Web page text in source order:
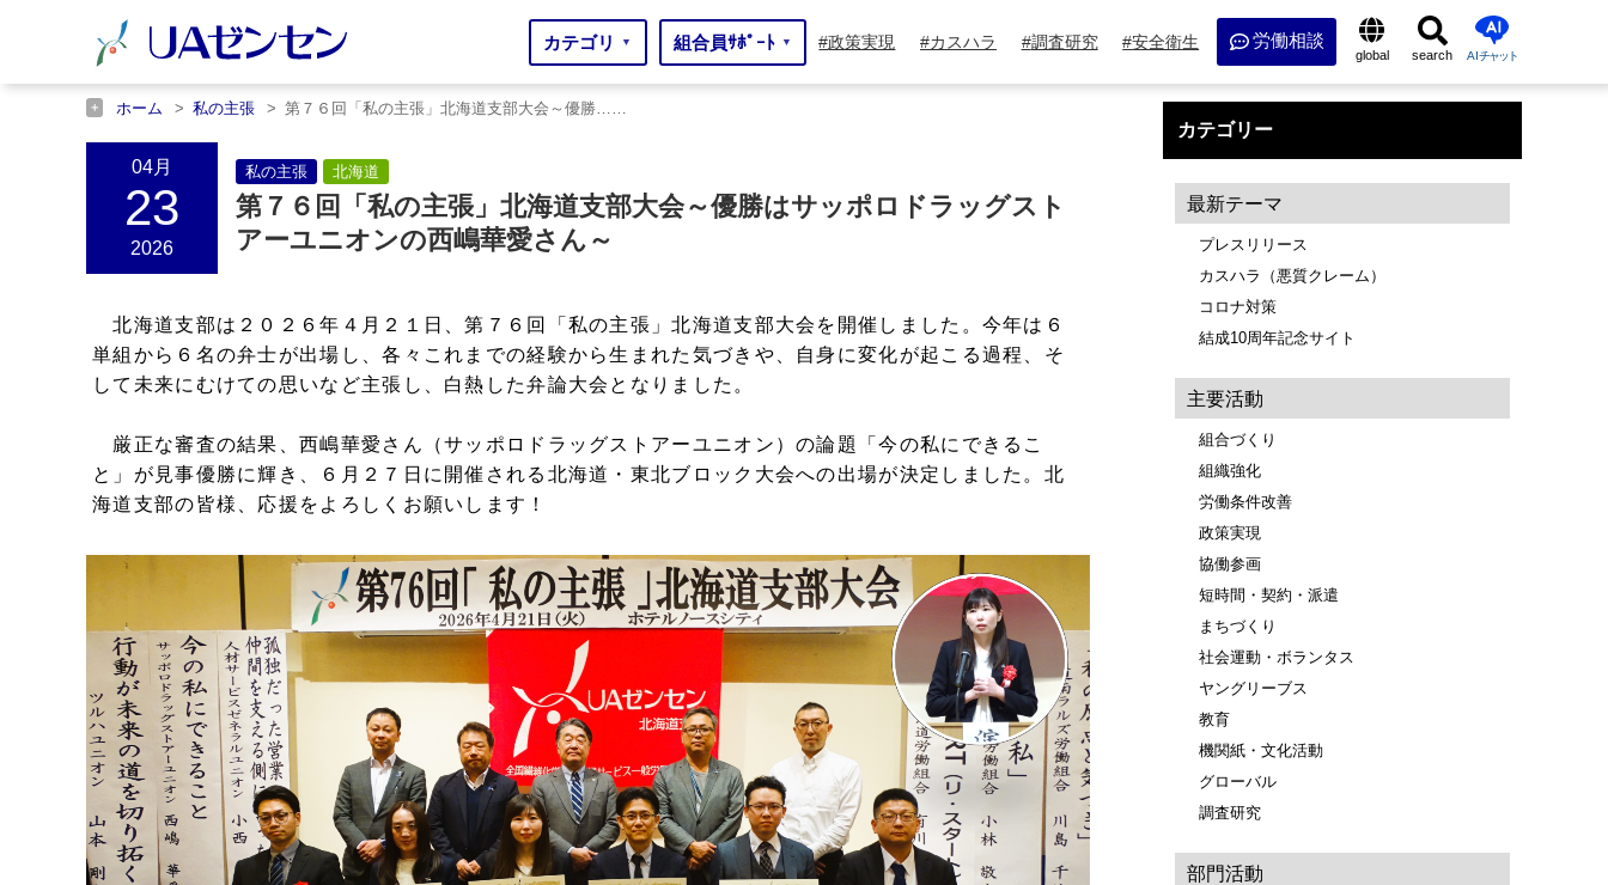
カテゴリ ▼ 組合員ｻﾎﾟｰﾄ ▼ 政策実現 カスハラ 調査研究 安全衛生 労働相談
global search AIチャット
ホーム 私の主張
第７６回「私の主張」北海道支部大会～優勝……
04月
23
2026
私の主張 北海道
第７６回「私の主張」北海道支部大会～優勝はサッポロドラッグスト
アーユニオンの西嶋華愛さん～
北海道支部は２０２６年４月２１日、第７６回「私の主張」北海道支部大会を開催しました。今年は６
単組から６名の弁士が出場し、各々これまでの経験から生まれた気づきや、自身に変化が起こる過程、そ
して未来にむけての思いなど主張し、白熱した弁論大会となりました。
厳正な審査の結果、西嶋華愛さん（サッポロドラッグストアーユニオン）の論題「今の私にできるこ
と」が見事優勝に輝き、６月２７日に開催される北海道・東北ブロック大会への出場が決定しました。北
海道支部の皆様、応援をよろしくお願いします！
カテゴリー
最新テーマ
プレスリリース
カスハラ（悪質クレーム）
コロナ対策
結成10周年記念サイト
主要活動
組合づくり
組織強化
労働条件改善
政策実現
協働参画
短時間・契約・派遣
まちづくり
社会運動・ボランタス
ヤングリーブス
教育
機関紙・文化活動
グローバル
調査研究
部門活動